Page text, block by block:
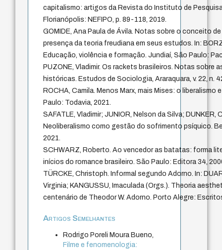
capitalismo: artigos da Revista do Instituto de
Florianópolis: NEFIPO, p. 89-118, 2019.
GOMIDE, Ana Paula de Ávila. Notas sobre o conceito
presença da teoria freudiana em seus estudos. In:
Educação, violência e formação. Jundiaí, São Paulo:
PUZONE, Vladimir. Os rackets brasileiros. Notas sobre
históricas. Estudos de Sociologia, Araraquara, v. 22, n.
ROCHA, Camila. Menos Marx, mais Mises: o liberalismo
Paulo: Todavia, 2021.
SAFATLE, Vladimir; JUNIOR, Nelson da Silva; DUNKER,
Neoliberalismo como gestão do sofrimento psíquico.
2021.
SCHWARZ, Roberto. Ao vencedor as batatas: forma
inícios do romance brasileiro. São Paulo: Editora 34,
TÜRCKE, Christoph. Informal segundo Adorno. In:
Virginia; KANGUSSU, Imaculada (Orgs.). Theoria
centenário de Theodor W. Adorno. Porto Alegre:
Artigos Semelhantes
Rodrigo Poreli Moura Bueno,
Filme e fenomenologia: